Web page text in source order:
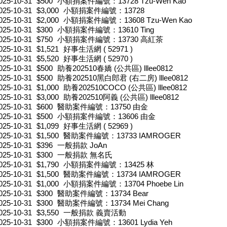
10-31 $3,000 小額捐案件編號：13728
10-31 $2,000 小額捐案件編號：13608 Tzu-Wen Kao
10-31 $300 小額捐案件編號：13610 Ting
10-31 $750 小額捐案件編號：13730 高紅茶
10-31 $1,521 好事生活網 ( 52971 )
10-31 $5,520 好事生活網 ( 52970 )
10-31 $500 助養202510春嬌 (公共區) lllee0812
10-31 $500 助養202510黑白郎君 (右二房) lllee0812
10-31 $1,000 助養202510COCO (公共區) lllee0812
10-31 $3,000 助養202510阿義 (公共區) lllee0812
10-31 $600 醫助案件編號：13750 由金
10-31 $500 小額捐案件編號：13606 由金
10-31 $1,099 好事生活網 ( 52969 )
10-31 $1,500 醫助案件編號：13733 IAMROGER
10-31 $396 一般捐款 JoAn
10-31 $300 一般捐款 無名氏
10-31 $1,790 小額捐案件編號：13425 林
10-31 $1,500 醫助案件編號：13734 IAMROGER
10-31 $1,000 小額捐案件編號：13704 Phoebe Lin
10-31 $300 醫助案件編號：13734 Bear
10-31 $300 醫助案件編號：13734 Mei Chang
10-31 $3,550 一般捐款 義賣活動
10-31 $300 小額捐案件編號：13601 Lydia Yeh